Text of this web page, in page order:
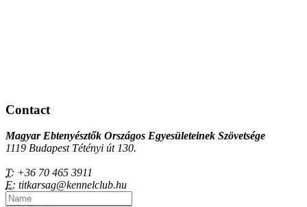
Contact
Magyar Ebtenyésztők Országos Egyesületeinek Szövetsége
1119 Budapest Tétényi út 130.
T: +36 70 465 3911
E: titkarsag@kennelclub.hu